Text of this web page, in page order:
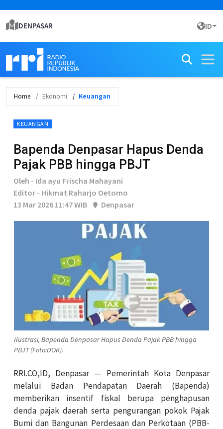
DENPASAR ID
Home Ekonomi Keuangan
KEUANGAN
Bapenda Denpasar Hapus Denda
Pajak PBB hingga PBJT
Oleh - Ida ayu Frischa Mahayani
Editor - Hikmat Raharjo Oetomo
13 Mar 2026 11:47 WIB
Denpasar
Ilustrasi, Bapenda Denpasar Hapus Denda Pajak PBB hingga
PBJT (Foto:DOK).
RRI.CO,ID, Denpasar — Pemerintah Kota Denpasar
melalui Badan Pendapatan Daerah (Bapenda)
memberikan insentif fiskal berupa penghapusan
denda pajak daerah serta pengurangan pokok Pajak
Bumi dan Bangunan Perdesaan dan Perkotaan (PBB-